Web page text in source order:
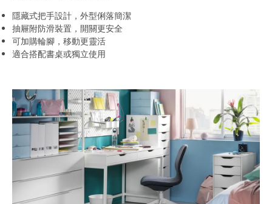
隱藏式把手設計，外型俐落簡潔
抽屜附防滑裝置，開關更安全
可加購輪腳，移動更靈活
適合搭配書桌或獨立使用